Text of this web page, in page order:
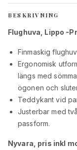
BESKRIVNING
Flughuva, Lippo -
Finmaskig
Ergonomisk
längs med
ögonen och
Teddykant vid
Justerbar med
passform.
Nyvara, pris inkl